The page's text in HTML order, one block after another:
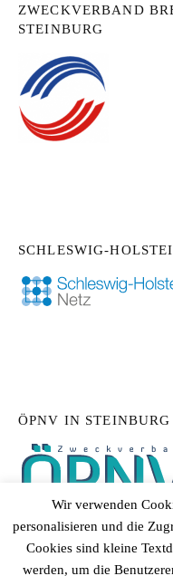
ZWECKVERBAND
STEINBURG
SCHLESWIG-
ÖPNV IN STEINBURG
Wir verwenden
personalisieren und die
Cookies sind kleine
werden, um die